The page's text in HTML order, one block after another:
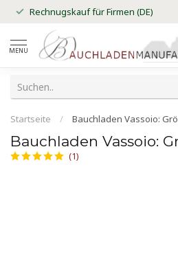
Rechnugskauf für Firmen (DE)
MENU
Startseite / Bauchladen Vassoio:
Bauchladen Vassoio:
(1)